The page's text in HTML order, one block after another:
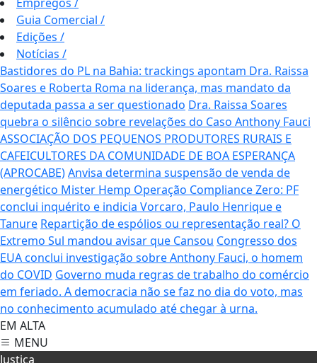
Guia Comercial /
Edições /
Notícias /
Bastidores do PL na Bahia: trackings apontam Dra. Raissa
Soares e Roberta Roma na liderança, mas mandato da
deputada passa a ser questionado Dra. Raissa Soares
quebra o silêncio sobre revelações do Caso Anthony Fauci
ASSOCIAÇÃO DOS PEQUENOS PRODUTORES RURAIS E
CAFEICULTORES DA COMUNIDADE DE BOA ESPERANÇA
(APROCABE)Anvisa determina suspensão de venda de
energético Mister Hemp Operação Compliance Zero: PF
conclui inquérito e indicia Vorcaro, Paulo Henrique e
Tanure Repartição de espólios ou representação real? O
Extremo Sul mandou avisar que Cansou Congresso dos
EUA conclui investigação sobre Anthony Fauci, o homem
do COVID Governo muda regras de trabalho do comércio
em feriado. A democracia não se faz no dia do voto, mas
no conhecimento acumulado até chegar à urna.
EM ALTA
MENU
Justiça